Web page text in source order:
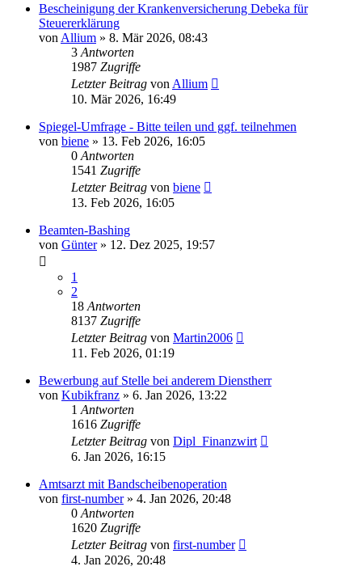
Bescheinigung der Krankenversicherung Debeka für
Steuererklärung
von Allium » 8. Mär 2026, 08:43
3 Antworten
1987 Zugriffe
Letzter Beitrag von Allium
10. Mär 2026, 16:49
Spiegel-Umfrage - Bitte teilen und ggf. teilnehmen
von biene » 13. Feb 2026, 16:05
0 Antworten
1541 Zugriffe
Letzter Beitrag von biene
13. Feb 2026, 16:05
Beamten-Bashing
von Günter» 12. Dez 2025, 19:57
1
2
18 Antworten
8137 Zugriffe
Letzter Beitrag von Martin2006
11. Feb 2026, 01:19
Bewerbung auf Stelle bei anderem Dienstherr
von Kubikfranz » 6. Jan 2026, 13:22
1 Antworten
1616 Zugriffe
Letzter Beitrag von Dipl_Finanzwirt
6. Jan 2026, 16:15
Amtsarzt mit Bandscheibenoperation
von first-number» 4. Jan 2026, 20:48
0 Antworten
1620 Zugriffe
Letzter Beitrag von first-number
4. Jan 2026, 20:48